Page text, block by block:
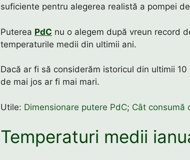
suficiente pentru alegerea realistă a pompei
Puterea PdC nu o alegem după vreun record
temperaturile medii din ultimii ani.
Dacă ar fi să considerăm istoricul din ultimii
de mai jos ar fi mai mari.
Utile: Dimensionare putere PdC; Cât consumă
Temperaturi medii